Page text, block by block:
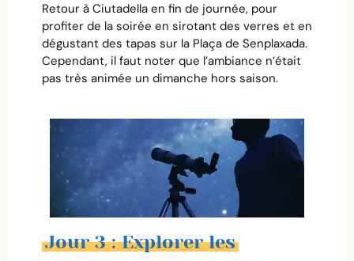
Retour à Ciutadella en fin de journée, pour
profiter de la soirée en sirotant des verres et en
dégustant des tapas sur la Plaça de Senplaxada.
Cependant, il faut noter que l’ambiance n’était
pas très animée un dimanche hors saison.
Jour 3 : Explorer les